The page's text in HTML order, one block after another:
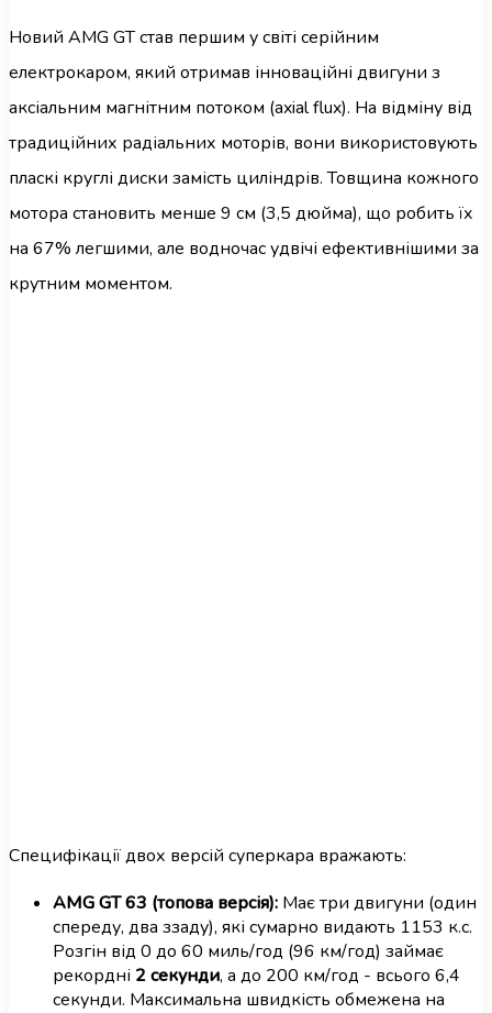
Новий AMG GT став першим у світі серійним
електрокаром, який отримав інноваційні двигуни з
аксіальним магнітним потоком (axial flux). На відміну від
традиційних радіальних моторів, вони використовують
пласкі круглі диски замість циліндрів. Товщина кожного
мотора становить менше 9 см (3,5 дюйма), що робить їх
на 67% легшими, але водночас удвічі ефективнішими за
крутним моментом.
Специфікації двох версій суперкара вражають:
AMG GT 63 (топова версія): Має три двигуни (один
спереду, два ззаду), які сумарно видають 1153 к.с.
Розгін від 0 до 60 миль/год (96 км/год) займає
рекордні 2 секунди, а до 200 км/год - всього 6,4
секунди. Максимальна швидкість обмежена на